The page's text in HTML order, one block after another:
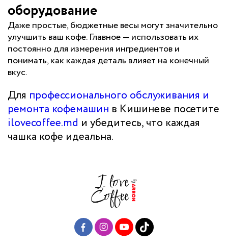
оборудование
Даже простые, бюджетные весы могут значительно
улучшить ваш кофе. Главное — использовать их
постоянно для измерения ингредиентов и
понимать, как каждая деталь влияет на конечный
вкус.
Для профессионального обслуживания и
ремонта кофемашин в Кишиневе посетите
ilovecoffee.md и убедитесь, что каждая
чашка кофе идеальна.